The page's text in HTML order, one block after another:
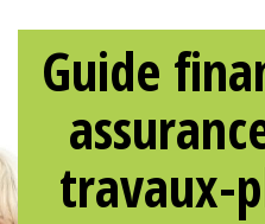
Guide
travaux-